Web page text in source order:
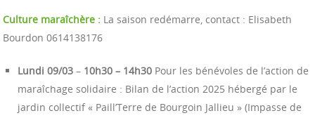
Culture maraîchère : La saison redémarre, contact : Elisabeth
Bourdon 0614138176
Lundi 09/03 – 10h30 – 14h30 Pour les bénévoles de l’action de
maraîchage solidaire : Bilan de l’action 2025 hébergé par le
jardin collectif « Paill’Terre de Bourgoin Jallieu » (Impasse de